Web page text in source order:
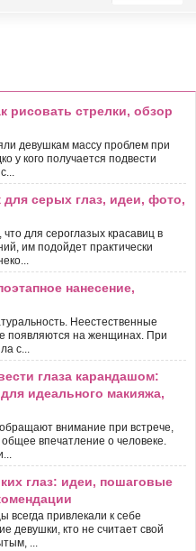
рисовать стрелки, обзор
девушкам массу проблем при
у кого получается подвести
серых глаз, идеи, фото,
для сероглазых красавиц в
им подойдет практически
нанесение,
Неестественные
появляются на женщинах. При
с...
глаза карандашом:
идеального макияжа,
внимание при встрече,
впечатление о человеке.
глаз: идеи, пошаговые
всегда привлекали к себе
девушки, кто не считает свой
...